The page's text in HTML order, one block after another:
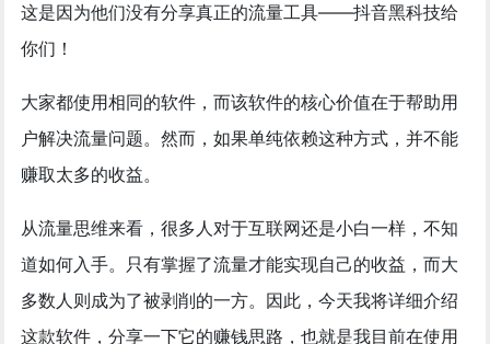
这是因为他们没有分享真正的流量工具——抖音黑科技给
你们！
大家都使用相同的软件，而该软件的核心价值在于帮助用
户解决流量问题。然而，如果单纯依赖这种方式，并不能
赚取太多的收益。
从流量思维来看，很多人对于互联网还是小白一样，不知
道如何入手。只有掌握了流量才能实现自己的收益，而大
多数人则成为了被剥削的一方。因此，今天我将详细介绍
这款软件，分享一下它的赚钱思路，也就是我目前在使用